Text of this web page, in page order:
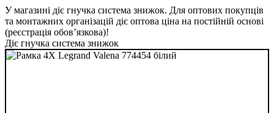
У магазині діє гнучка система знижок. Для оптових покупців
та монтажних організацій діє оптова ціна на постійній основі
(реєстрація обов’язкова)!
Діє гнучка система знижок